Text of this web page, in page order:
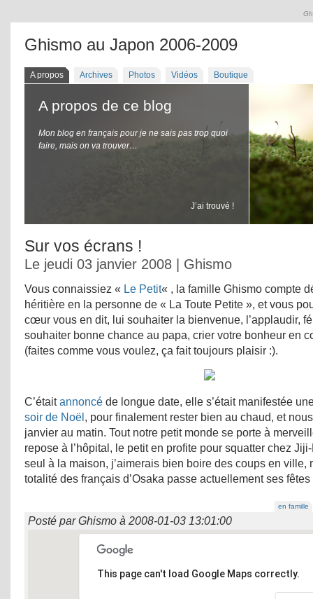
Ghismo au Japon 2006-2009
A propos Archives Photos Vidéos Boutique
A propos de ce blog
Mon blog en français pour je ne sais pas trop quoi
faire, mais on va trouver…
J’ai trouvé !
Sur vos écrans !
Le jeudi 03 janvier 2008 | Ghismo
Vous connaissiez « Le Petit« , la famille Ghismo compte
héritière en la personne de « La Toute Petite », et vous
cœur vous en dit, lui souhaiter la bienvenue, l’applaudir,
souhaiter bonne chance au papa, crier votre bonheur en
(faites comme vous voulez, ça fait toujours plaisir :).
C’étaitannoncé de longue date, elle s’était manifestée
soir de Noël , pour finalement rester bien au chaud, et
janvier au matin. Tout notre petit monde se porte à
repose à l’hôpital, le petit en profite pour squatter chez
seul à la maison, j’aimerais bien boire des coups en ville,
totalité des français d’Osaka passe actuellement ses
en famille
Posté parGhismo à 2008-01-03 13:01:00
This page can't load Google Maps correctly.